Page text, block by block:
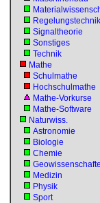
Regelungstechnik
Signaltheorie
Sonstiges
Technik
Mathe
Schulmathe
Hochschulmathe
Mathe-Vorkurse
Mathe-Software
Naturwiss.
Astronomie
Biologie
Chemie
Medizin
Physik
Sport